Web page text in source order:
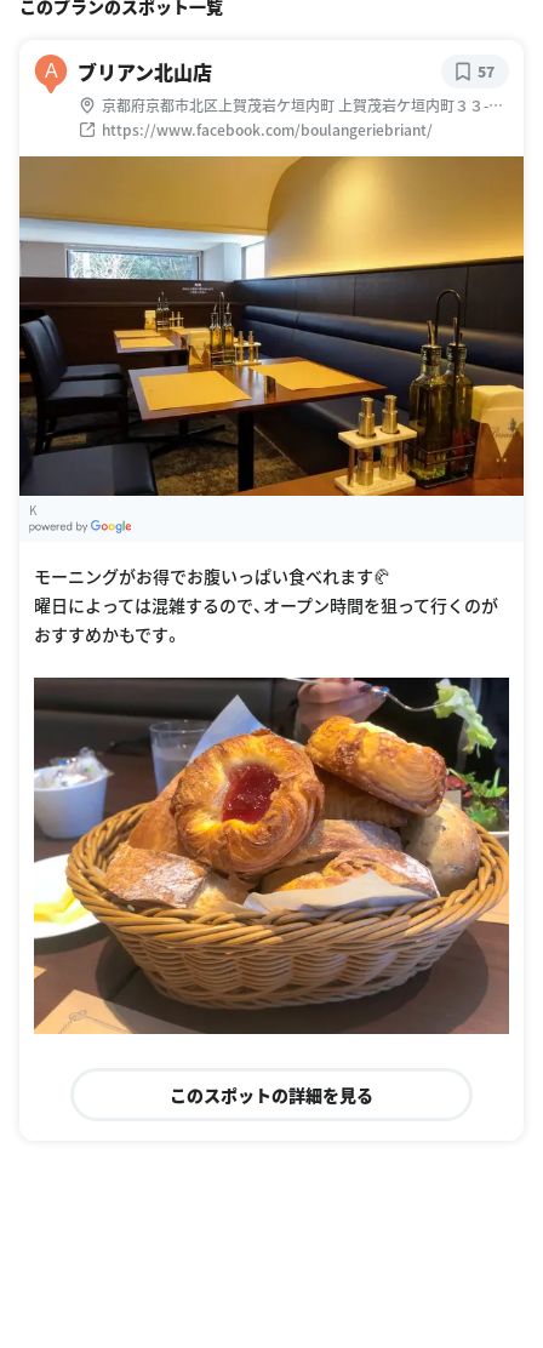
このプランのスポット一覧
A ブリアン北山店
京都府京都市北区上賀茂岩ケ垣内町 上賀茂岩ケ垣内町３３-３
９
https://www.facebook.com/boulangeriebriant/
57
K
モーニングがお得でお腹いっぱい食べれます🥐
曜日によっては混雑するので、オープン時間を狙って行くのが
おすすめかもです。
このスポットの詳細を見る